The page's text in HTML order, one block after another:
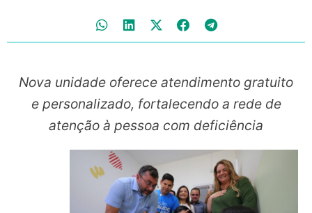
Nova unidade oferece atendimento gratuito
e personalizado, fortalecendo a rede de
atenção à pessoa com deficiência